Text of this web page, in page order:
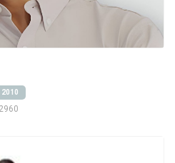
2010
2960